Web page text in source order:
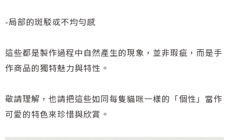
-局部的斑駁或不均勻感
這些都是製作過程中自然產生的現象，並非瑕疵，而是手
作商品的獨特魅力與特性。
敬請理解，也請把這些如同每隻貓咪一樣的「個性」當作
可愛的特色來珍惜與欣賞。